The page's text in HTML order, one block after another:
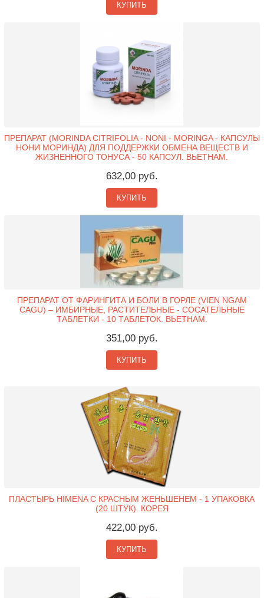
КУПИТЬ
ПРЕПАРАТ (MORINDA CITRIFOLIA - NONI - MORINGA - КАПСУЛЫ
НОНИ МОРИНДА) ДЛЯ ПОДДЕРЖКИ ОБМЕНА ВЕЩЕСТВ И
ЖИЗНЕННОГО ТОНУСА - 50 КАПСУЛ. ВЬЕТНАМ.
632,00 руб.
КУПИТЬ
ПРЕПАРАТ ОТ ФАРИНГИТА И БОЛИ В ГОРЛЕ (VIEN NGAM
CAGU) – ИМБИРНЫЕ, РАСТИТЕЛЬНЫЕ - СОСАТЕЛЬНЫЕ
ТАБЛЕТКИ - 10 ТАБЛЕТОК. ВЬЕТНАМ.
351,00 руб.
КУПИТЬ
ПЛАСТЫРЬ HIMENA С КРАСНЫМ ЖЕНЬШЕНЕМ - 1 УПАКОВКА
(20 ШТУК). КОРЕЯ
422,00 руб.
КУПИТЬ